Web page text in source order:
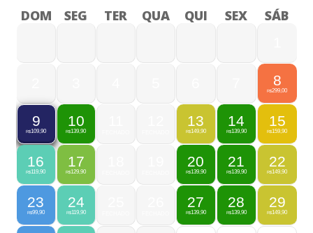
DOM SEG TER QUA QUI SEX SÁB
8
R$299,00
9
R$109,90
10
R$139,90
13
R$149,90
14
R$139,90
15
R$159,90
16
R$119,90
17
R$129,90
20
R$139,90
21
R$139,90
22
R$149,90
23
R$99,90
24
R$119,90
27
R$139,90
28
R$139,90
29
R$149,90